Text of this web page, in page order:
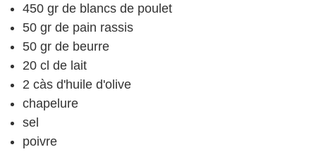
450 gr de blancs de poulet
50 gr de pain rassis
50 gr de beurre
20 cl de lait
2 càs d'huile d'olive
chapelure
sel
poivre